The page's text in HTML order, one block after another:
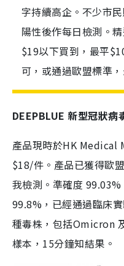
字持續高企。不少市
陽性後作每日檢測。
$19以下買到，最平
可，或通過歐盟標準
DEEPBLUE 新型冠狀病
產品現時於HK Medical
$18/件。產品已獲得歐
我檢測。準確度
99.8%，已經通過臨床
種毒株，包括Omicron
樣本，15分鐘知結果。